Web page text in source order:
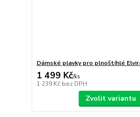
Dámské plavky pro plnoštíhlé
1 499 Kč/ks
1 239 Kč bez DPH
Zvolit variantu